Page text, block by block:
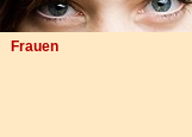
Frauen